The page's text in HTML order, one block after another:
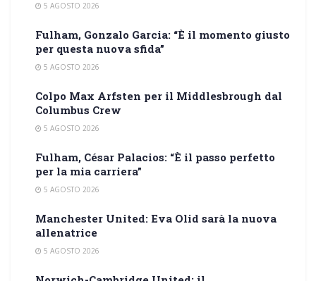
5 AGOSTO 2026
Fulham, Gonzalo Garcia: “È il momento giusto
per questa nuova sfida”
5 AGOSTO 2026
Colpo Max Arfsten per il Middlesbrough dal
Columbus Crew
5 AGOSTO 2026
Fulham, César Palacios: “È il passo perfetto
per la mia carriera”
5 AGOSTO 2026
Manchester United: Eva Olid sarà la nuova
allenatrice
5 AGOSTO 2026